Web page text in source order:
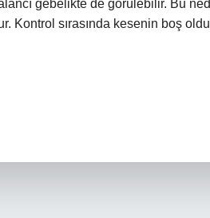
gebelikte de görülebilir. Bu
Kontrol sırasında kesenin boş